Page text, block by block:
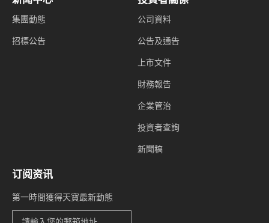
集團動態
招標公告
公司資料
公告及通告
上市文件
財務報告
企業管治
投資者查詢
新聞稿
订阅资讯
第一時間獲得天寶最新動態